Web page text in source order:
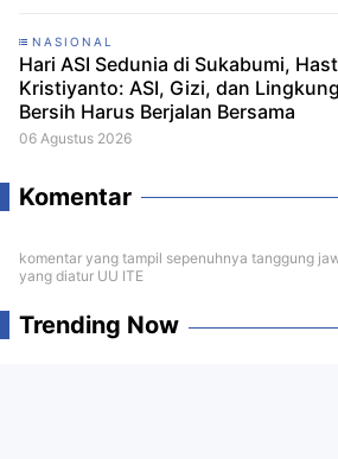
NASIONAL
Hari ASI Sedunia di Sukabumi,
Kristiyanto: ASI, Gizi, dan
Bersih Harus Berjalan Bersama
06 Agustus 2026
Komentar
komentar yang tampil sepenuhnya tanggung
yang diatur UU ITE
Trending Now